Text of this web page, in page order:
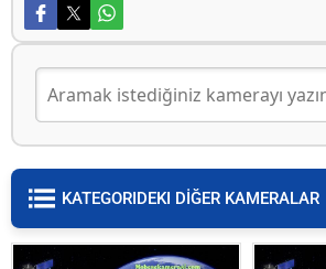
KATEGORIDEKI DİĞER KAMERALAR